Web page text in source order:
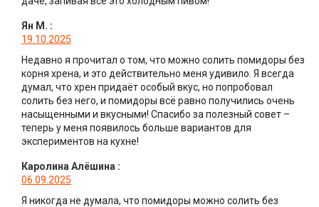
Ян М. :
19.10.2025
Недавно я прочитал о том, что можно солить помидоры без
корня хрена, и это действительно меня удивило. Я всегда
думал, что хрен придаёт особый вкус, но попробовал
солить без него, и помидоры всё равно получились очень
насыщенными и вкусными! Спасибо за полезный совет –
теперь у меня появилось больше вариантов для
экспериментов на кухне!
Каролина Алёшина :
06.09.2025
Я никогда не думала, что помидоры можно солить без